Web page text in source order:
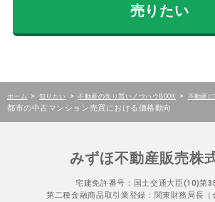
売りたい
ホーム > 知りたい > 不動産の売り買いノウハウBOOK > 不動産
都市の中古マンション売買における価格動向
みずほ不動産販売株
宅建免許番号：国土交通大臣(10)第
第二種金融商品取引業登録：関東財務局長（